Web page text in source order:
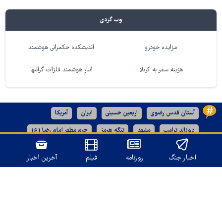
وب گردی
مزایده خودرو اندیشکده حکمرانی هوشمند
هزینه سفر به کربلا انبار هوشمند فلزات گرانبها
آستان قدس رضوی اربعین حسینی ایران آمریکا
دونالد ترامپ مشهد تنگه هرمز حرم مطهر امام رضا (ع)
رژیم صهیونیستی خراسان رضوی
اخبار جنگ روزنامه فیلم آخرین اخبار